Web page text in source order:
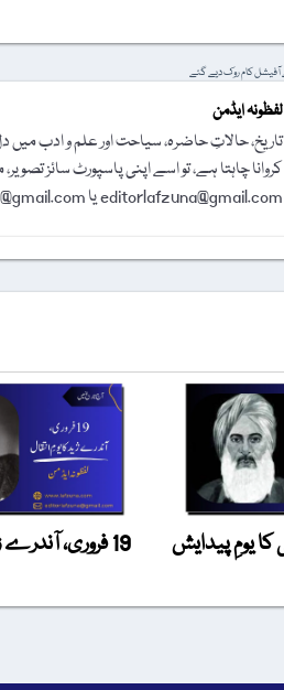
لفظونہ ایڈمن
تاریخ، حالاتِ حاضرہ، سیاحت اور علم و ادب میں
کروانا چاہتا ہے، تو اسے اپنی پاسپورٹ سائز
editorlafzuna@gmail.com یا amjadalisahaab@gmail.com پر اِی میل کر دیجیے۔ تحریر شائع کرنے کا فیصلہ ایڈیٹوریل بورڈ کرے گا۔
19 فروری، آندرے ژید کا یومِ انتقال